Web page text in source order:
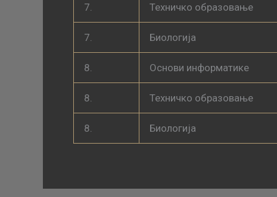
7. Техничко образовање
7. Биологија
8. Основи информатике
8. Техничко образовање
8. Биологија